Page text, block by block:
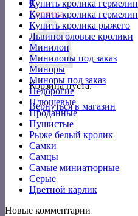
0
Корзина
Корзина пуста.
Вернуться в магазин
Купить кролика гермелин
Купить кролика гермелин
Купить кролика рыжего
Львиноголовые кролики
Минилоп
Минилопы под заказ
Миноры
Миноры под заказ
Недорогие
Плюшевые
Проданные
Пушистые
Рыже белый кролик
Самки
Самцы
Самые миниатюрные
Серые
Цветной карлик
Новые комментарии